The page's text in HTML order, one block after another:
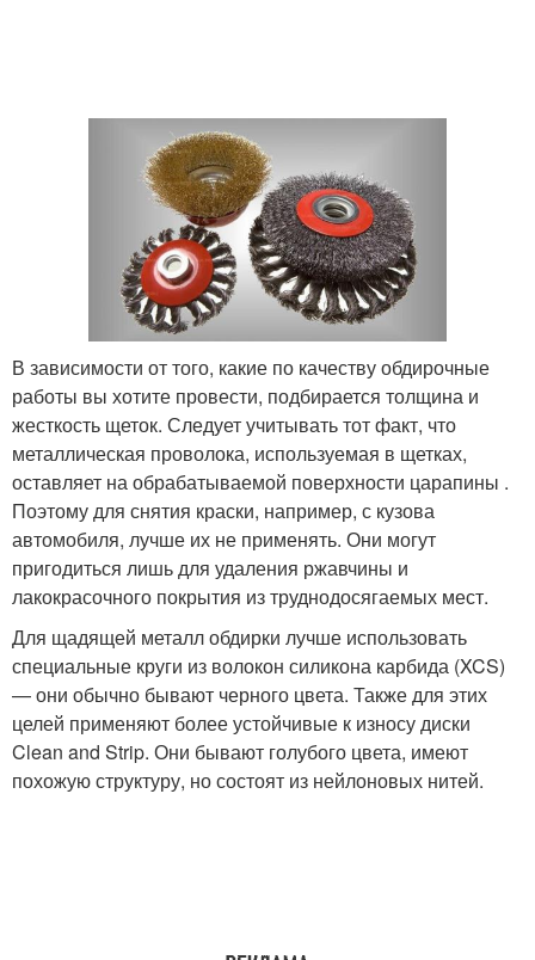
В зависимости от того, какие по качеству обдирочные
работы вы хотите провести, подбирается толщина и
жесткость щеток. Следует учитывать тот факт, что
металлическая проволока, используемая в щетках,
оставляет на обрабатываемой поверхности царапины .
Поэтому для снятия краски, например, с кузова
автомобиля, лучше их не применять. Они могут
пригодиться лишь для удаления ржавчины и
лакокрасочного покрытия из труднодосягаемых мест.
Для щадящей металл обдирки лучше использовать
специальные круги из волокон силикона карбида (XCS)
— они обычно бывают черного цвета. Также для этих
целей применяют более устойчивые к износу диски
Clean and Strip. Они бывают голубого цвета, имеют
похожую структуру, но состоят из нейлоновых нитей.